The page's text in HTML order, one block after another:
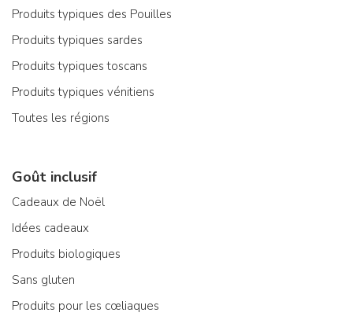
Produits typiques des Pouilles
Produits typiques sardes
Produits typiques toscans
Produits typiques vénitiens
Toutes les régions
Goût inclusif
Cadeaux de Noël
Idées cadeaux
Produits biologiques
Sans gluten
Produits pour les cœliaques